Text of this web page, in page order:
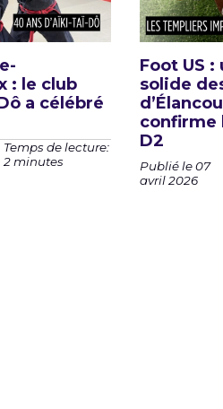
: le club
a célébré
Temps de lecture:
2 minutes
Foot US
solide
confirme
D2
Publié le 07
avril 2026